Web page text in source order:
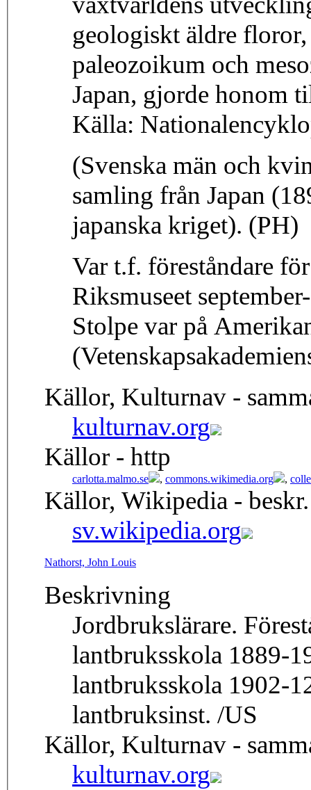
geologiskt äldre
paleozoikum och
Japan, gjorde honom
Källa:
(Svenska män och
samling från Japan
japanska kriget). (PH)
Var t.f. föreståndare
Riksmuseet
Stolpe var på
Källor, Kulturnav -
kulturnav.org
Källor - http
carlotta.malmo.se , commons.wikimedia.org ,
Källor, Wikipedia -
sv.wikipedia.org
Nathorst, John Louis
Beskrivning
Jordbrukslärare.
lantbruksskola 1889-
lantbruksskola 1902-12. Åren 1913-28 lärare vid
lantbruksinst. /US
Källor, Kulturnav -
kulturnav.org